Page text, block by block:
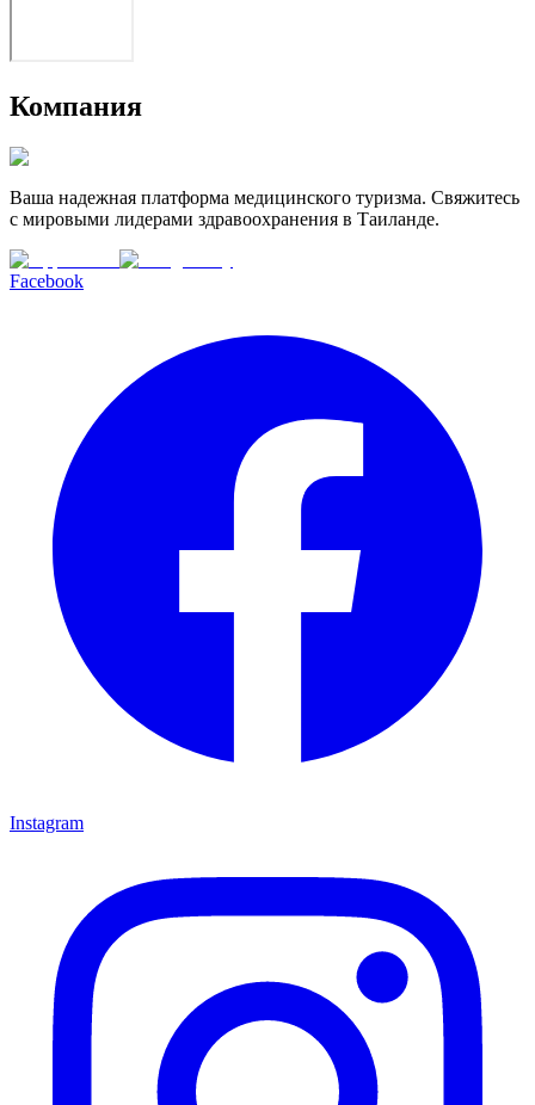
Компания
Ваша надежная платформа медицинского туризма. Свяжитесь
с мировыми лидерами здравоохранения в Таиланде.
Facebook
Instagram